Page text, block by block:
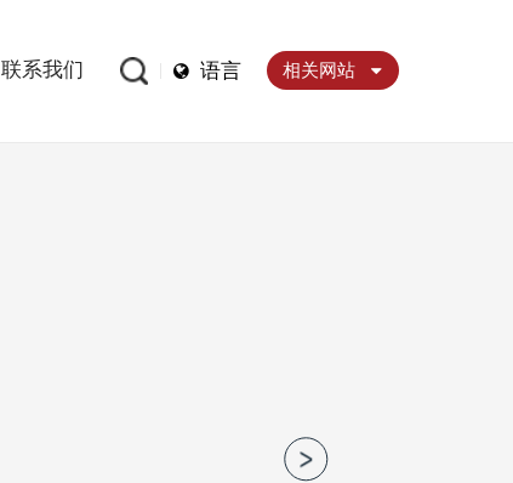
相关网站
语言
联系我们